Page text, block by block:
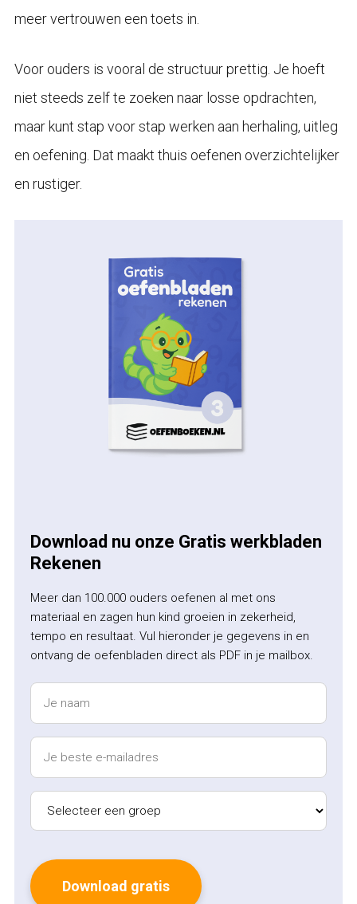
meer vertrouwen een toets in.
Voor ouders is vooral de structuur prettig. Je hoeft
niet steeds zelf te zoeken naar losse opdrachten,
maar kunt stap voor stap werken aan herhaling, uitleg
en oefening. Dat maakt thuis oefenen overzichtelijker
en rustiger.
Download nu onze Gratis werkbladen
Rekenen
Meer dan 100.000 ouders oefenen al met ons
materiaal en zagen hun kind groeien in zekerheid,
tempo en resultaat. Vul hieronder je gegevens in en
ontvang de oefenbladen direct als PDF in je mailbox.